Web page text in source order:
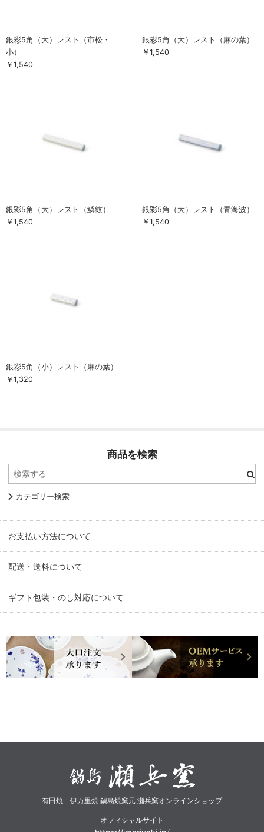
お買い物ガイド
SHOPPING GUIDE
銀彩5角（大）レスト（市松・
小）
￥1,540
銀彩5角（大）レスト（麻の葉）
￥1,540
銀彩5角（大）レスト（鱗紋）
￥1,540
銀彩5角（大）レスト（青海波）
￥1,540
銀彩5角（小）レスト（麻の葉）
￥1,320
商品を検索
カテゴリー検索
お支払い方法について
配送・送料について
ギフト包装・のし対応について
有田焼 伊万里焼 鍋島焼窯元 瀬兵窯オンラインショップ
オフィシャルサイト